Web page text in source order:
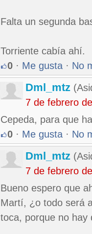
Falta un segunda
Torriente cabía ahí.
0 · Me gusta · No
Dml_mtz
7 de febrero
Cepeda, para que
0 · Me gusta · No
Dml_mtz
7 de febrero
Bueno espero que
Martí, ¿o todo será
toca, porque no hay